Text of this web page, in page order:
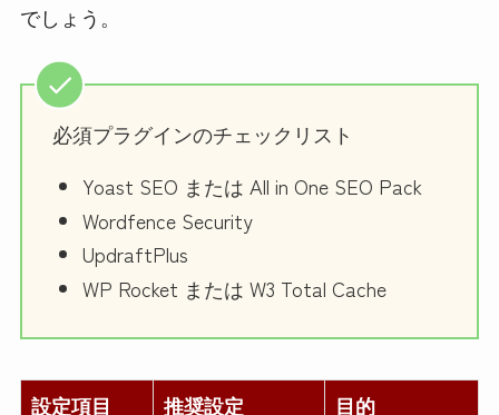
でしょう。
必須プラグインのチェックリスト
Yoast SEO または All in One SEO Pack
Wordfence Security
UpdraftPlus
WP Rocket または W3 Total Cache
設定項目 推奨設定 目的